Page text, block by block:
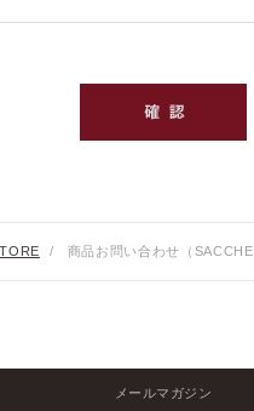
/ 商品お問い合わせ（
メールマガジン